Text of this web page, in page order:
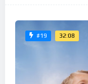
#19 32:08